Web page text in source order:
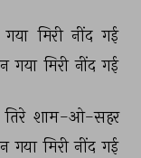
गया मिरी नींद गई
गया मिरी नींद गई
तिरे शाम-ओ-सहर
गया मिरी नींद गई